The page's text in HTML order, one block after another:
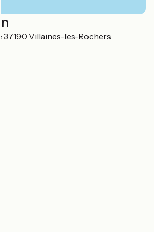
37190 Villaines-les-Rochers